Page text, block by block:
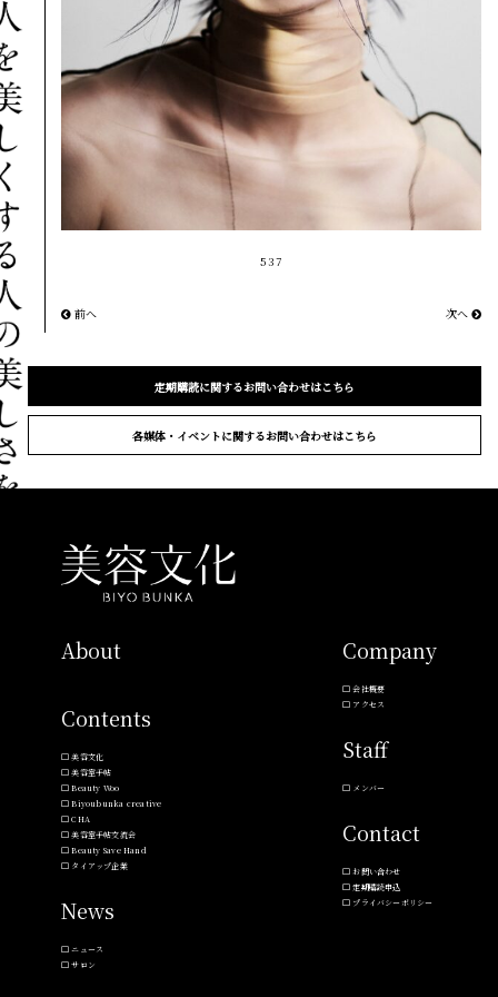
537
前へ 次へ
定期購読に関するお問い合わせはこちら
各媒体・イベントに関するお問い合わせはこちら
About
Contents
美容文化
美容室手帖
Beauty Woo
Biyoubunka creative
CHA
美容室手帖交流会
Beauty Save Hand
タイアップ企業
News
ニュース
サロン
Company
会社概要
アクセス
Staff
メンバー
Contact
お問い合わせ
定期購読申込
プライバシーポリシー